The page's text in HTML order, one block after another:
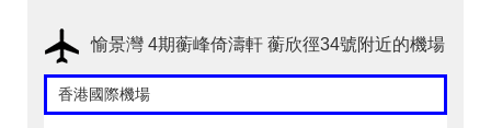
愉景灣 4期蘅峰倚濤軒 蘅欣徑34號附近的機場
香港國際機場